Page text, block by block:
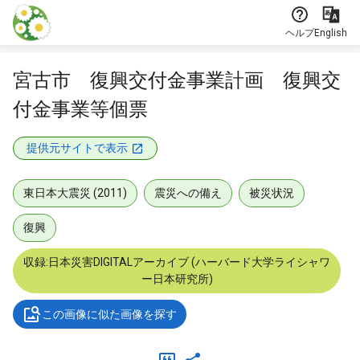
本文に飛ぶ
ヘルプEnglish
宮古市 復興交付金事業計画 復興交
付金事業等個票
提供元サイトで表示
東日本大震災 (2011) 震災への備え 被災状況
復興
収録:日本災害DIGITALアーカイブ (ハーバード大学ライシャワ
ー日本研究所)
この画像に似た画像を探す